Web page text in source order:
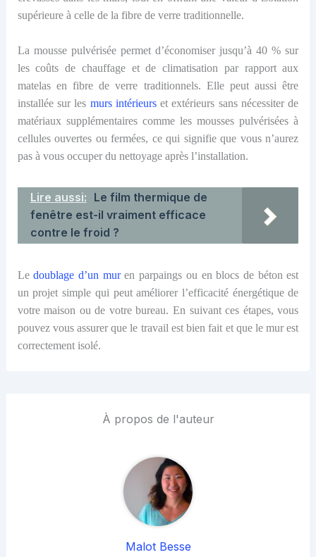
supérieure à celle de la fibre de verre traditionnelle.
La mousse pulvérisée permet d’économiser jusqu’à 40 % sur
les coûts de chauffage et de climatisation par rapport aux
matelas en fibre de verre traditionnels. Ellepeutaussiêtre
installée sur les murs intérieurset extérieurs sans nécessiter de
matériaux supplémentaires comme les mousses pulvérisées à
cellules ouvertes ou fermées, ce qui signifie que vous n’aurez
pas à vous occuper du nettoyage après l’installation.
Lire aussi: Le film thermique de
fenêtre est-il vraiment efficace
contre le froid ?
Ledoublage d’un muren parpaings ou en blocs de béton est
un projet simple qui peut améliorer l’efficacité énergétique de
votre maison ou de votre bureau. En suivant ces étapes, vous
pouvez vous assurer que le travail est bien fait et que le mur est
correctement isolé.
À propos de l'auteur
Malot Besse